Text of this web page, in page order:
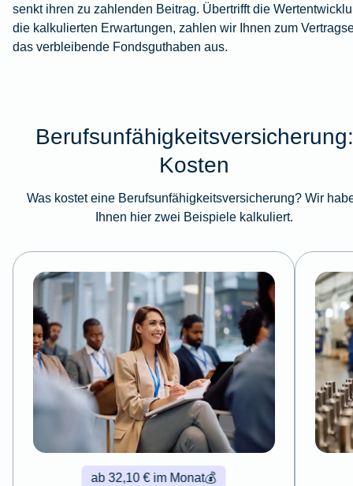
senkt ihren zu zahlenden Beitrag. Übertrifft die
die kalkulierten Erwartungen, zahlen wir Ihnen zum
das verbleibende Fondsguthaben aus.
Berufsunfähigkeitsversicherung:
Kosten
Was kostet eine Berufsunfähigkeitsversicherung? Wir
Ihnen hier zwei Beispiele kalkuliert.
💰
ab 32,10 € im Monat